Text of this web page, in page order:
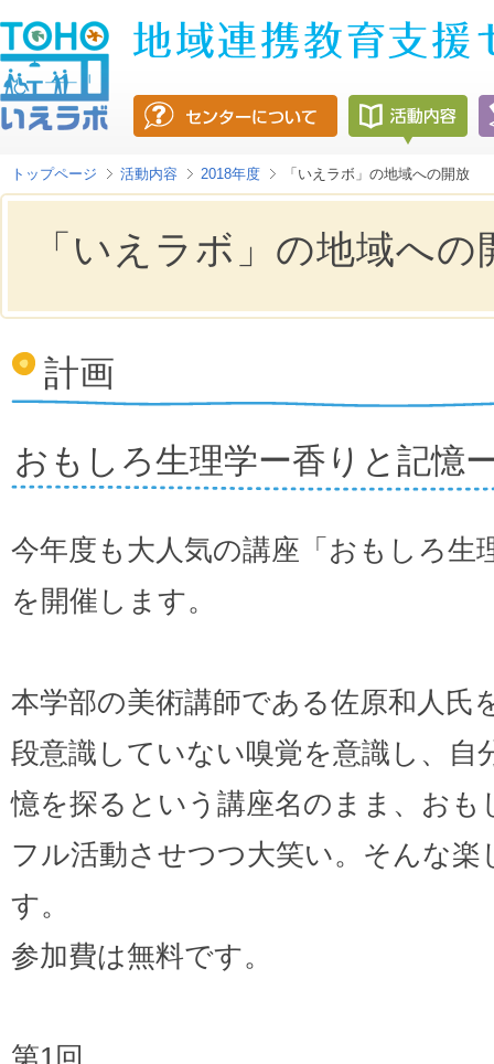
トップページ 活動内容 2018年度 「いえラボ」の地域への開放
「いえラボ」の地域への
計画
おもしろ生理学ー香りと記憶
今年度も大人気の講座「おもしろ生
を開催します。
本学部の美術講師である佐原和人氏
段意識していない嗅覚を意識し、自
憶を探るという講座名のまま、おも
フル活動させつつ大笑い。そんな
す。
参加費は無料です。
第1回